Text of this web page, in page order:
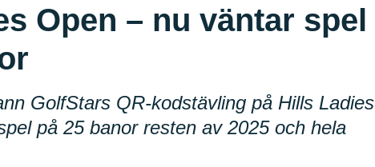
Open – nu väntar spel
GolfStars QR-kodstävling på Hills Ladies
på 25 banor resten av 2025 och hela